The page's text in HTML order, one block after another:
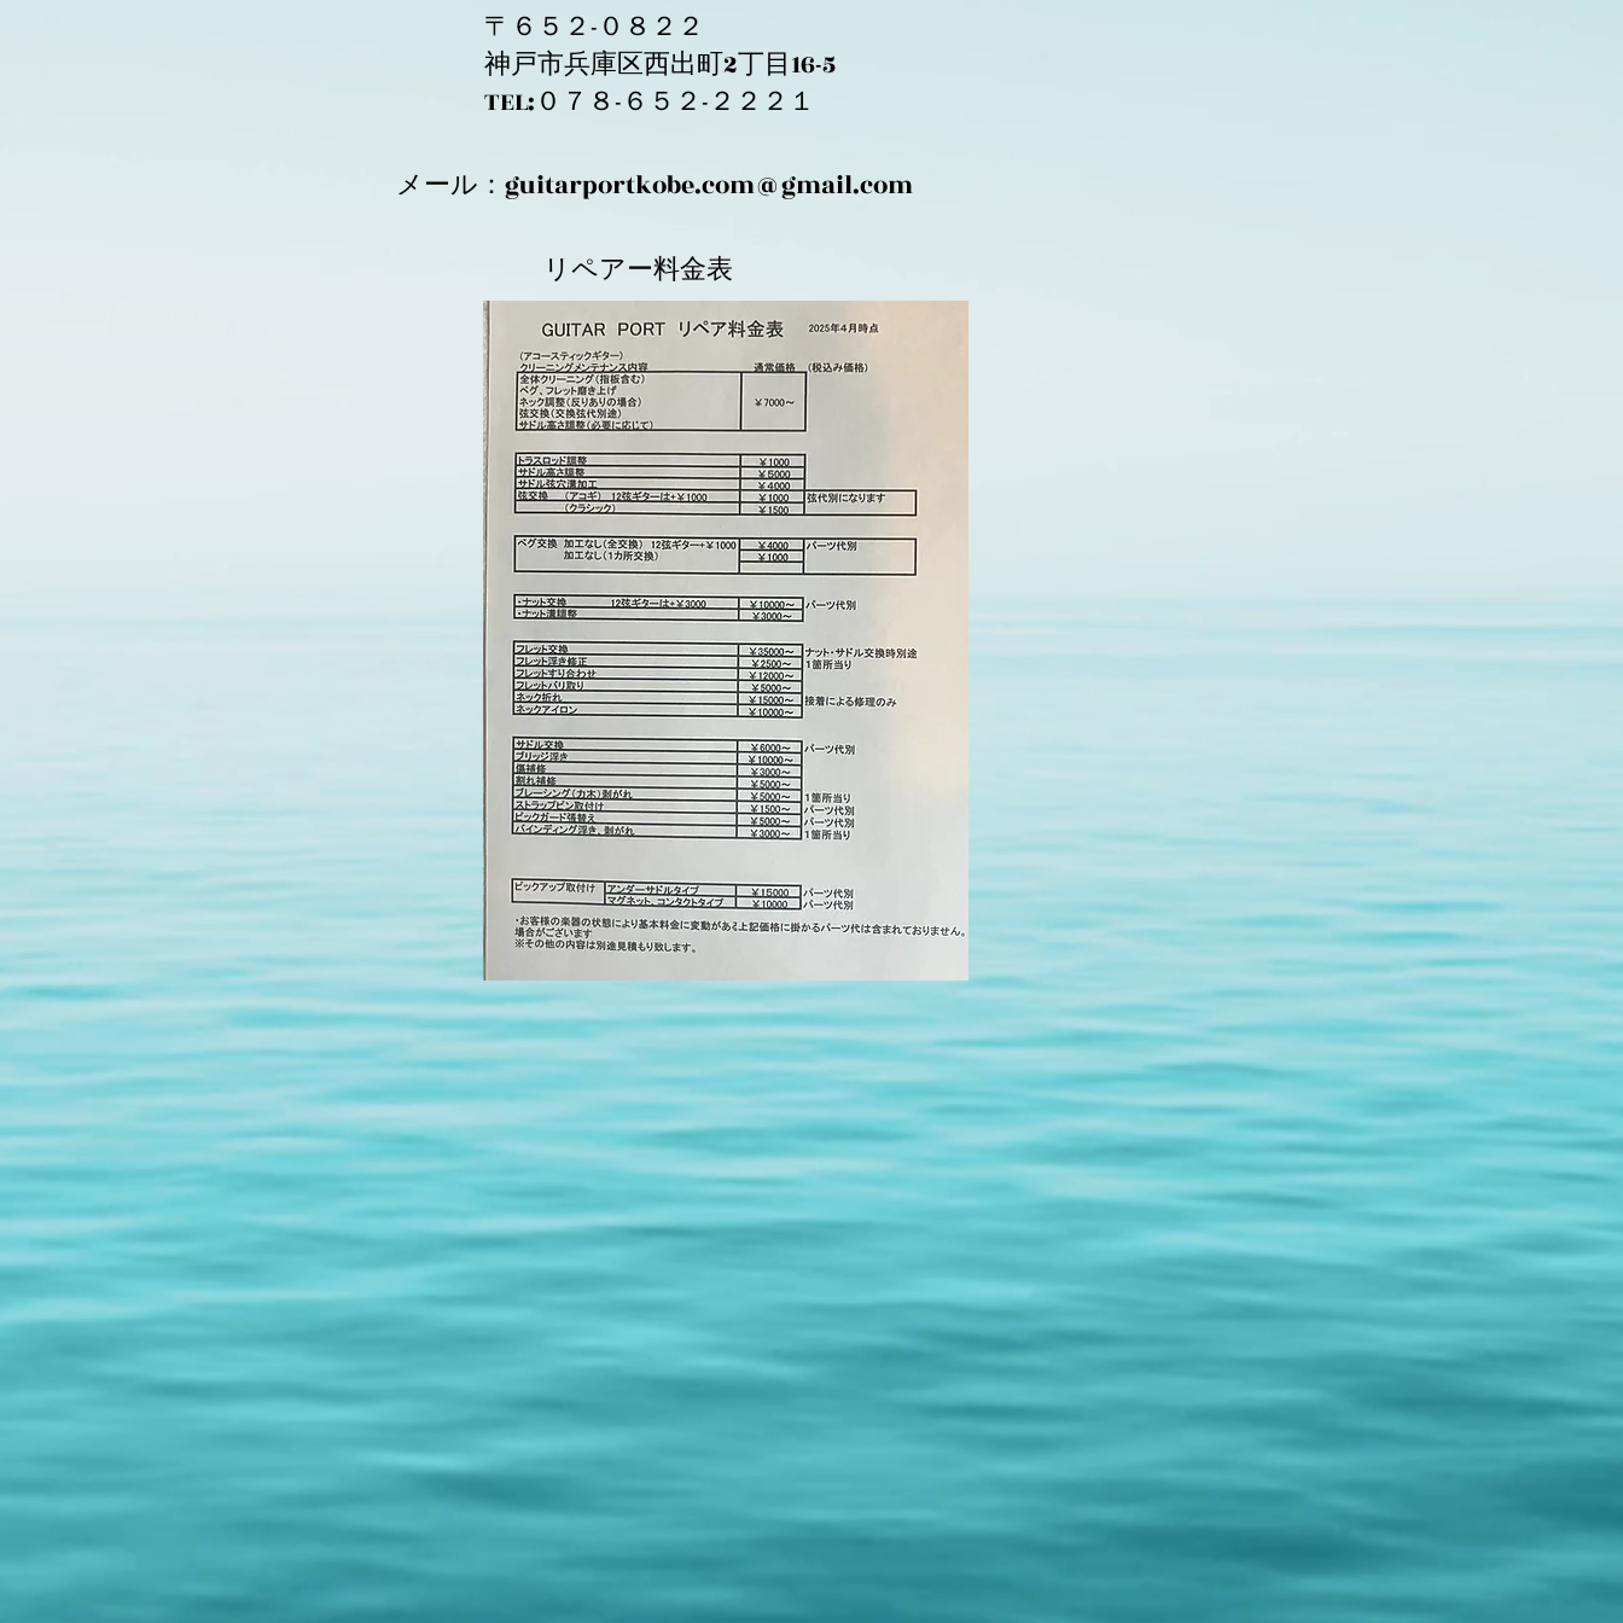
〒６５２-０８２２
神戸市兵庫区西出町2丁目16-5
​TEL:０７８-６５２-２２２１
メール： guitarportkobe.com@gmail.com
​リペアー料金表